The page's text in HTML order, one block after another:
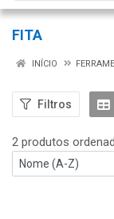
FITA
INÍCIO
Filtros
2 produtos